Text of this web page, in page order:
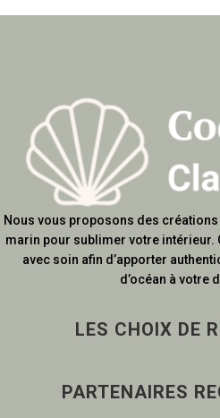
Nous vous proposons des
marin pour sublimer votre intérieur.
avec soin afin d’apporter
d’océan à votre
LES CHOIX DE
PARTENAIRES